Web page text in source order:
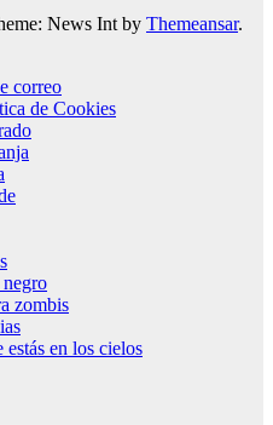
News Int by Themeansar.
correo
de Cookies
zombis
estás en los cielos